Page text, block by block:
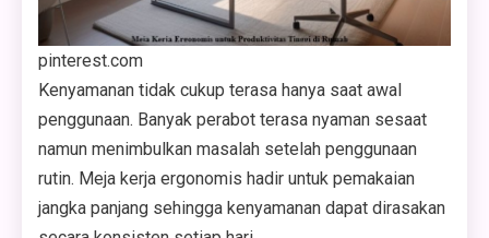
pinterest.com
Kenyamanan tidak cukup terasa hanya saat awal
penggunaan. Banyak perabot terasa nyaman sesaat
namun menimbulkan masalah setelah penggunaan
rutin. Meja kerja ergonomis hadir untuk pemakaian
jangka panjang sehingga kenyamanan dapat dirasakan